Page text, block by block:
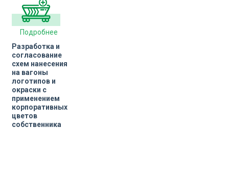
Подробнее
Разработка и
согласование
схем нанесения
на вагоны
логотипов и
окраски с
применением
корпоративных
цветов
собственника